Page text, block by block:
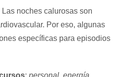
noches calurosas son
Por eso, algunas
específicas para episodios
: personal, energía,